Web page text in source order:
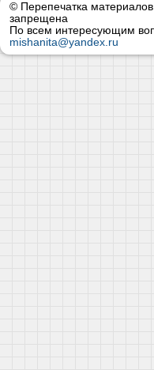
© Перепечатка материалов
запрещена
По всем интересующим
mishanita@yandex.ru